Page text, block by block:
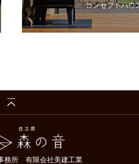
コンセプトハウ
務所 有限会社美建工業